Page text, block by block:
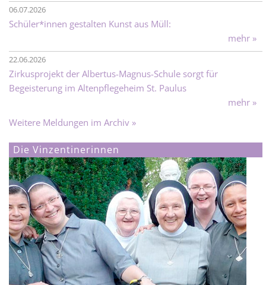
06.07.2026
Schüler*innen gestalten Kunst aus Müll:
mehr »
22.06.2026
Zirkusprojekt der Albertus-Magnus-Schule sorgt für
Begeisterung im Altenpflegeheim St. Paulus
mehr »
Weitere Meldungen im Archiv »
Die Vinzentinerinnen